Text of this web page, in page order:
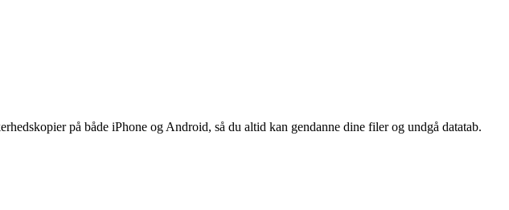
på både iPhone og Android, så du altid kan gendanne dine filer og undgå datatab.